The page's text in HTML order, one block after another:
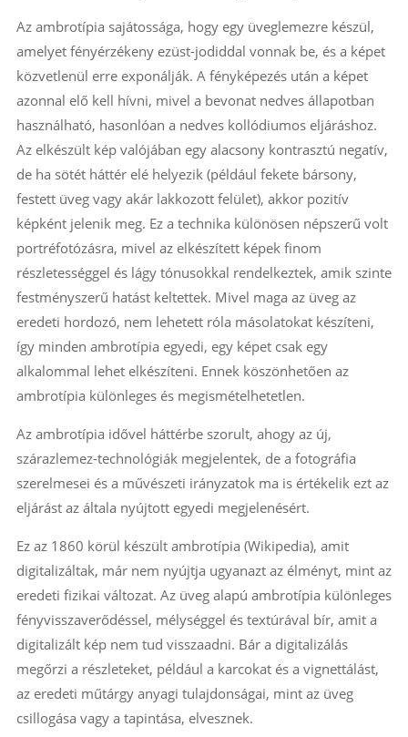
Az ambrotípia sajátossága, hogy egy üveglemezre készül,
amelyet fényérzékeny ezüst-jodiddal vonnak be, és a képet
közvetlenül erre exponálják. A fényképezés után a képet
azonnal elő kell hívni, mivel a bevonat nedves állapotban
használható, hasonlóan a nedves kollódiumos eljáráshoz.
Az elkészült kép valójában egy alacsony kontrasztú negatív,
de ha sötét háttér elé helyezik (például fekete bársony,
festett üveg vagy akár lakkozott felület), akkor pozitív
képként jelenik meg. Ez a technika különösen népszerű volt
portréfotózásra, mivel az elkészített képek finom
részletességgel és lágy tónusokkal rendelkeztek, amik szinte
festményszerű hatást keltettek. Mivel maga az üveg az
eredeti hordozó, nem lehetett róla másolatokat készíteni,
így minden ambrotípia egyedi, egy képet csak egy
alkalommal lehet elkészíteni. Ennek köszönhetően az
ambrotípia különleges és megismételhetetlen.
Az ambrotípia idővel háttérbe szorult, ahogy az új,
szárazlemez-technológiák megjelentek, de a fotográfia
szerelmesei és a művészeti irányzatok ma is értékelik ezt az
eljárást az általa nyújtott egyedi megjelenésért.
Ez az 1860 körül készült ambrotípia (Wikipedia), amit
digitalizáltak, már nem nyújtja ugyanazt az élményt, mint az
eredeti fizikai változat. Az üveg alapú ambrotípia különleges
fényvisszaverődéssel, mélységgel és textúrával bír, amit a
digitalizált kép nem tud visszaadni. Bár a digitalizálás
megőrzi a részleteket, például a karcokat és a vignettálást,
az eredeti műtárgy anyagi tulajdonságai, mint az üveg
csillogása vagy a tapintása, elvesznek.